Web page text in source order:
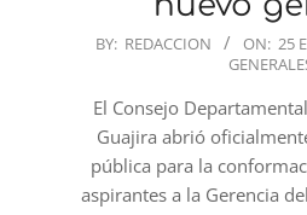
2026-
BY: REDACCION ON: 25
El Consejo
Guajira abrió
pública para la
aspirantes a la Gerencia